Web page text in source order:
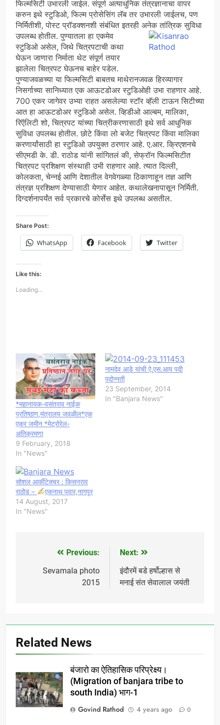
फिल्मसिटी उभारली जाईल. संपूर्ण अत्याधुनिक तंत्रज्ञानाचा वापर
करुन इथे स्टुडिओ, फिल्म प्रोसेसिंग लॅब तर उभारली जाईलच, पण
निर्मितीशी, पोस्ट प्रॉडक्शनशी संबंधित इतरही अनेक तांत्रिक सुविधा
उपलब्ध होतील. पुण्यातला हा एकमेव
स्टुडिओ असेल, जिथे चित्रपटाची कथा
घेऊन जाणारा निर्माता थेट संपूर्ण तयार
झालेला चित्रपट घेऊनच बाहेर पडेल.
पुण्याजवळच्या या फिल्मसिटी बाबतच माथेरानजवळ हिरव्यागार
निसर्गाच्या सानिध्यात एक आऊटडोअर स्टुडिओही उभा राहणार आहे.
700 एकर जागेवर उभ्या राहत असलेल्या स्टॉर व्हॅली टाऊन सिटीच्या
आत हा आऊटडोअर स्टुडिओ असेल. व्हिडीओ आल्बम, मालिका,
रिऍलिटी शो, चित्रपट यांच्या चित्रीकरणासाठी इथे सर्व आधुनिक
सुविधा उपलब्ध होतील. छोटे किंवा लो बजेट चित्रपट किंवा मालिका
करणार्यांसाठी हा स्टुडिओ उपयुक्त ठरणार आहे. ए.आर. क्रिएशनचे
सीएमडी के. डी. राठोड यांनी सांगितलं की, सेफ्रॉन फिल्मसिटीत
चित्रपट प्रशिक्षण संस्थाही उभी राहणार आहे. त्यात दिल्ली,
कोलकता, चेन्नई आणि देशातील वेगवेगळ्या ठिकाणाहून तज्ञ आणि
तंत्रज्ञ प्रशिक्षण देण्यासाठी येणार आहेत. कथालेखनापासून निर्मिती.
दिग्दर्शनापर्यंत सर्व प्रकारचे कोर्सेस इथे उपलब्ध असतील.
Share Post:
WhatsApp Facebook Twitter
Like this:
Loading...
*महानायक-वसंतराव नाईक
प्रतिष्ठाण,मंत्रालय जवळील*एक
एकर जमीन *मेट्रोरेल-
अतिक्रमणा
9 February, 2018
In "News"
नामदेव आडे यांची ऐ.एस.आय पदी
पदोन्नती
23 September, 2014
In "Banjara News"
सोशल आर्कीटेक्चर : किसनराव
राठोड –
एकनाथ पवार,नागपूर
14 August, 2017
In "News"
navigation
Previous:
Sevamala photo
2015
Next:
इंदौरमें बडे हर्षोल्हास से
मनाई संत सेवालाल जयंती
Related News
बंजारो का ऐतिहासिक परिप्रेक्ष्य।
(Migration of banjara tribe to
south India) भाग-1
Govind Rathod
4 years ago 0